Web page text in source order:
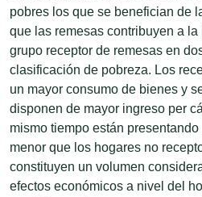
pobres los que se benefician de
que las remesas contribuyen a
grupo receptor de remesas en
clasificación de pobreza. Los
un mayor consumo de bienes y
disponen de mayor ingreso per
mismo tiempo están
menor que los hogares no
constituyen un volumen
efectos económicos a nivel del